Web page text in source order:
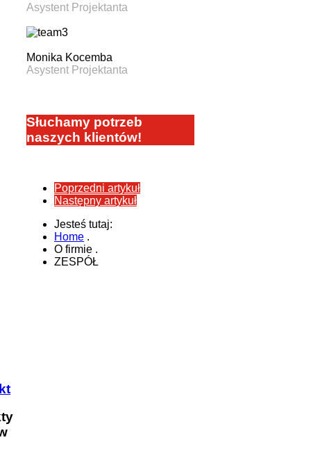
Asystent Projektanta
Monika Kocemba
Asystent Projektanta
Słuchamy potrzeb
naszych klientów!
Poprzedni artykuł
Następny artykuł
Jesteś tutaj:
Home .
O firmie .
ZESPÓŁ